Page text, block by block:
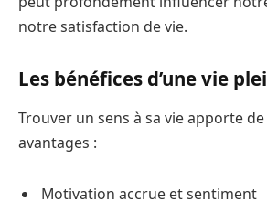
notre satisfaction de vie.
Les bénéfices d’une vie
Trouver un sens à sa vie apporte
avantages :
Motivation accrue et sentiment